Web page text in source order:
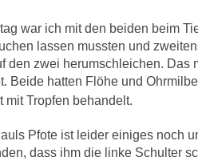
war ich mit den beiden beim
lassen mussten und
den zwei herumschleichen. Das
Beide hatten Flöhe und
mit Tropfen behandelt.
Pfote ist leider einiges noch
dass ihm die linke Schulter